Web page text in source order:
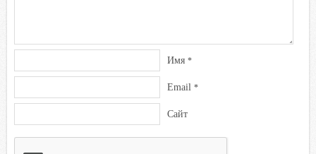
Имя *
Email *
Сайт